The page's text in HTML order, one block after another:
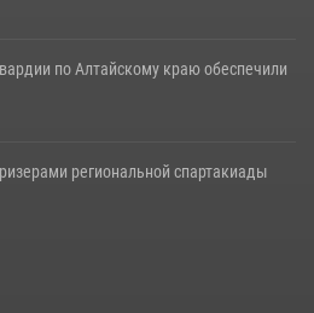
по Алтайскому краю обеспечили
региональной спартакиады